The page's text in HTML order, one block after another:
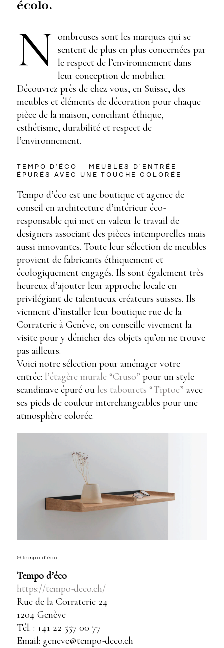
écolo.
N ombreuses sont les marques qui se
sentent de plus en plus concernées par
le respect de l’environnement dans
leur conception de mobilier.
Découvrez près de chez vous, en Suisse, des
meubles et éléments de décoration pour chaque
pièce de la maison, conciliant éthique,
esthétisme, durabilité et respect de
l’environnement.
TEMPO D’ÉCO – MEUBLES D’ENTRÉE
ÉPURÉS AVEC UNE TOUCHE COLORÉE
Tempo d’éco est une boutique et agence de
conseil en architecture d’intérieur éco-
responsable qui met en valeur le travail de
designers associant des pièces intemporelles mais
aussi innovantes. Toute leur sélection de meubles
provient de fabricants éthiquement et
écologiquement engagés. Ils sont également très
heureux d’ajouter leur approche locale en
privilégiant de talentueux créateurs suisses. Ils
viennent d’installer leur boutique rue de la
Corraterie à Genève, on conseille vivement la
visite pour y dénicher des objets qu’on ne trouve
pas ailleurs.
Voici notre sélection pour aménager votre
entrée: l’étagère murale “Cruso” pour un style
scandinave épuré ou les tabourets “Tiptoe” avec
ses pieds de couleur interchangeables pour une
atmosphère colorée.
©Tempo d’éco
Tempo d’éco
https://tempo-deco.ch/
Rue de la Corraterie 24
1204 Genève
Tél. : +41 22 557 00 77
Email: geneve@tempo-deco.ch